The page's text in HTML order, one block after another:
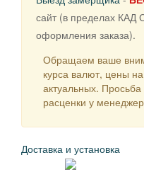
сайт (в пределах КАД
оформления заказа).
Обращаем ваше
курса валют, цены
актуальных. Просьба
расценки у
Доставка и установка